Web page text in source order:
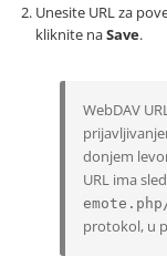
Unesite URL za
kliknite naSave.
WebDAV
donjem
URL ima
protokol, u